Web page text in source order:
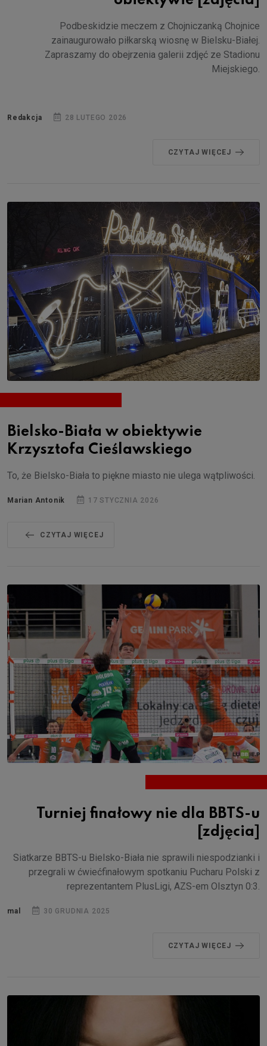
Podbeskidzie meczem z Chojniczanką Chojnice
zainaugurowało piłkarską wiosnę w Bielsku-Białej.
Zapraszamy do obejrzenia galerii zdjęć ze Stadionu
Miejskiego.
Redakcja 28 LUTEGO 2026
CZYTAJ WIĘCEJ
Bielsko-Biała w obiektywie
Krzysztofa Cieślawskiego
To, że Bielsko-Biała to piękne miasto nie ulega wątpliwości.
Marian Antonik 17 STYCZNIA 2026
CZYTAJ WIĘCEJ
Turniej finałowy nie dla BBTS-u
[zdjęcia]
Siatkarze BBTS-u Bielsko-Biała nie sprawili niespodzianki i
przegrali w ćwiećfinałowym spotkaniu Pucharu Polski z
reprezentantem PlusLigi, AZS-em Olsztyn 0:3.
mal 30 GRUDNIA 2025
CZYTAJ WIĘCEJ